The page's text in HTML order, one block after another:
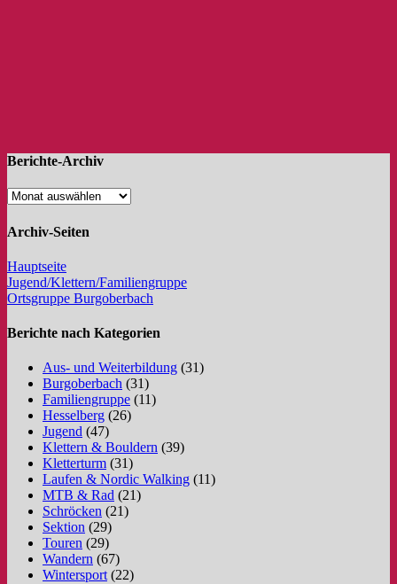
Berichte-Archiv
Archiv-Seiten
Hauptseite
Jugend/Klettern/Familiengruppe
Ortsgruppe Burgoberbach
Berichte nach Kategorien
Aus- und Weiterbildung (31)
Burgoberbach (31)
Familiengruppe (11)
Hesselberg (26)
Jugend (47)
Klettern & Bouldern (39)
Kletterturm (31)
Laufen & Nordic Walking (11)
MTB & Rad (21)
Schröcken (21)
Sektion (29)
Touren (29)
Wandern (67)
Wintersport(22)